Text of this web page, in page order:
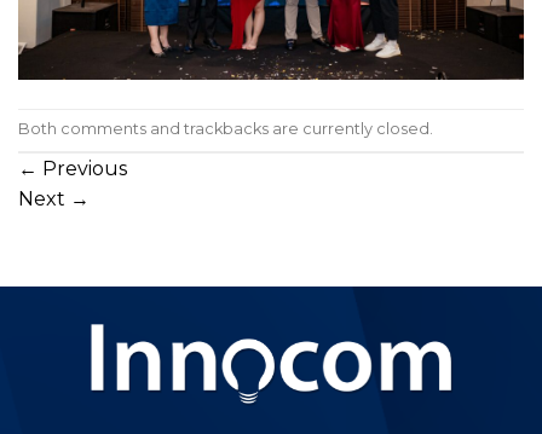
Both comments and trackbacks are currently closed.
← Previous
Next →